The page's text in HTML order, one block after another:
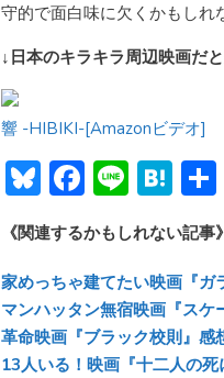
守的で面白味に欠くかもしれ
↓日本のキラキラ周辺映画だ
響 -HIBIKI-[Amazonビデオ]
Bl
u
e
sk
y
F
ac
e
b
o
ok
Li
n
e
H
at
e
n
a
《関連するかもしれない記事》
家めっちゃ建てたい映画『ガ
マンハッタン無宿映画『スケ
革命映画『ブラック校則』感
13人いる！映画『十二人の死